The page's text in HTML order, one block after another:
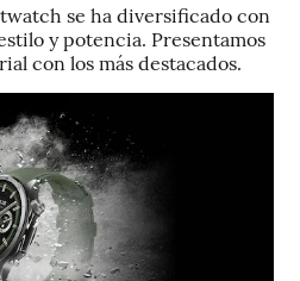
se ha diversificado con
y potencia. Presentamos
con los más destacados.